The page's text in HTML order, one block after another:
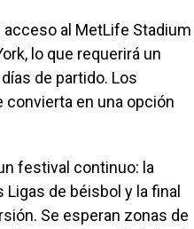
al MetLife Stadium
lo que requerirá un
de partido. Los
convierta en una opción
festival continuo: la
de béisbol y la final
Se esperan zonas de